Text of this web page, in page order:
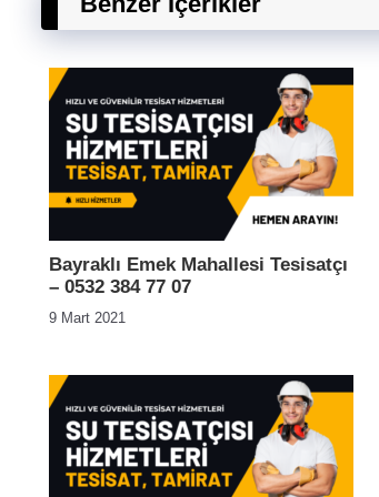
Bayraklı Emek Mahallesi Tesisatçı
– 0532 384 77 07
9 Mart 2021